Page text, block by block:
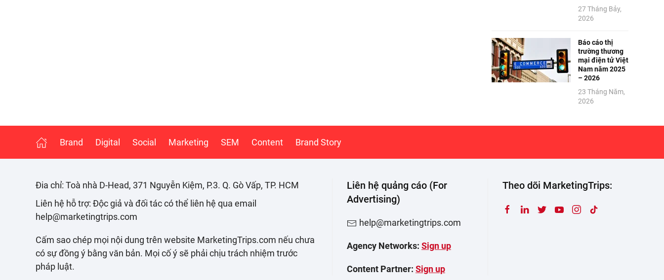
27 Tháng Bảy,
2026
Báo cáo thị
trường thương
mại điện tử Việt
Nam năm 2025
– 2026
23 Tháng Năm,
2026
Brand Digital Social Marketing SEM Content Brand Story
Đia chỉ: Toà nhà D-Head, 371 Nguyễn Kiệm, P.3. Q. Gò Vấp, TP. HCM
Liên hệ hỗ trợ: Độc giả và đối tác có thể liên hệ qua email
help@marketingtrips.com
Cấm sao chép mọi nội dung trên website MarketingTrips.com nếu chưa
có sự đồng ý bằng văn bản. Mọi cố ý sẽ phải chịu trách nhiệm trước
pháp luật.
Liên hệ quảng cáo (For
Advertising)
help@marketingtrips.com
Agency Networks: Sign up
Content Partner: Sign up
Theo dõi MarketingTrips: